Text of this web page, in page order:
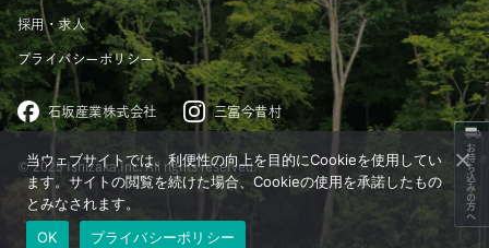
お持ち込みの方へ
採用・求人
プライバシーポリシー
石坂産業株式会社 三富今昔村
© 2025 Ishizaka Inc. All rights reserved.
当ウェブサイトでは、利便性の向上を目的にCookieを使用してい
ます。サイトの閲覧を続けた場合、Cookieの使用を承諾したもの
とみなされます。
OK
プライバシーポリシー